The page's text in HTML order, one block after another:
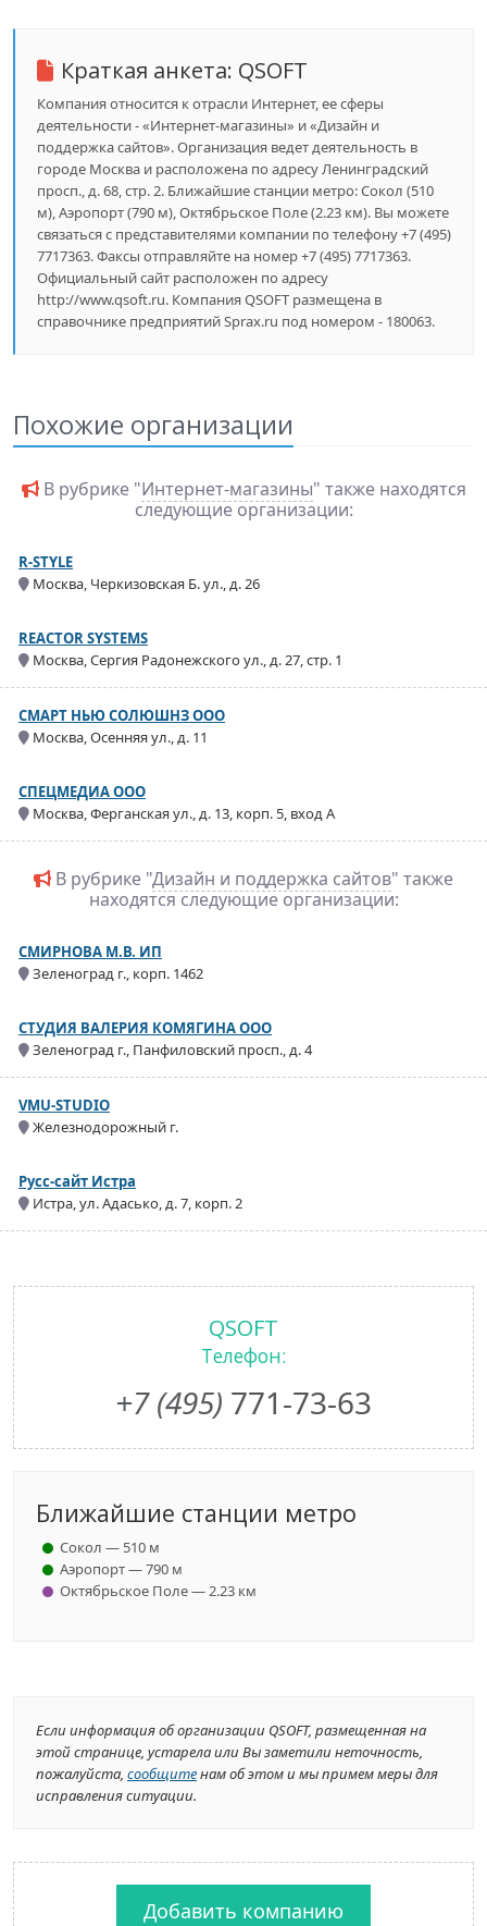
Краткая анкета: QSOFT
Компания относится к отрасли Интернет, ее сферы
деятельности - «Интернет-магазины» и «Дизайн и
поддержка сайтов». Организация ведет деятельность в
городе Москва и расположена по адресу Ленинградский
просп., д. 68, стр. 2. Ближайшие станции метро: Сокол (510
м), Аэропорт (790 м), Октябрьское Поле (2.23 км). Вы можете
связаться с представителями компании по телефону +7 (495)
7717363. Факсы отправляйте на номер +7 (495) 7717363.
Официальный сайт расположен по адресу
http://www.qsoft.ru. Компания QSOFT размещена в
справочнике предприятий Sprax.ru под номером - 180063.
Похожие организации
В рубрике "Интернет-магазины" также находятся
следующие организации:
R-STYLE
Москва, Черкизовская Б. ул., д. 26
REACTOR SYSTEMS
Москва, Сергия Радонежского ул., д. 27, стр. 1
СМАРТ НЬЮ СОЛЮШНЗ ООО
Москва, Осенняя ул., д. 11
СПЕЦМЕДИА ООО
Москва, Ферганская ул., д. 13, корп. 5, вход А
В рубрике "Дизайн и поддержка сайтов" также
находятся следующие организации:
СМИРНОВА М.В. ИП
Зеленоград г., корп. 1462
СТУДИЯ ВАЛЕРИЯ КОМЯГИНА ООО
Зеленоград г., Панфиловский просп., д. 4
VMU-STUDIO
Железнодорожный г.
Русс-сайт Истра
Истра, ул. Адасько, д. 7, корп. 2
QSOFT
Телефон:
+7 (495) 771-73-63
Ближайшие станции метро
Сокол — 510 м
Аэропорт — 790 м
Октябрьское Поле — 2.23 км
Если информация об организации QSOFT, размещенная на
этой странице, устарела или Вы заметили неточность,
пожалуйста, сообщитенам об этом и мы примем меры для
исправления ситуации.
Добавить компанию